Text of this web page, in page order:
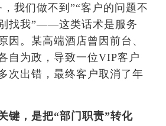
我们做不到”“客户的问题不
找我”——这类话术是服务
因。某高端酒店曾因前台、
自为政，导致一位VIP客户
次出错，最终客户取消了年
键，是把“部门职责”转化